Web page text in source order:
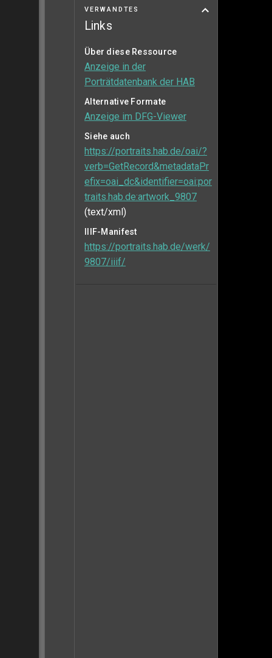
VERWANDTES
Links
Über diese Ressource
Anzeige in der
Porträtdatenbank der HAB
Alternative Formate
Anzeige im DFG-Viewer
Siehe auch
https://portraits.hab.de/oai/?
verb=GetRecord&metadataPr
efix=oai_dc&identifier=oai:por
traits.hab.de:artwork_9807
(text/xml)
IIIF-Manifest
https://portraits.hab.de/werk/
9807/iiif/